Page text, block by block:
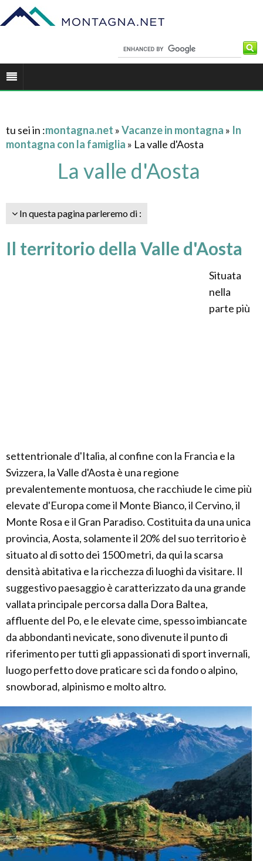
tu sei in :montagna.net »Vacanze in montagna » In
montagna con la famiglia » La valle d'Aosta
La valle d'Aosta
In questa pagina parleremo di :
Il territorio della Valle d'Aosta
Situata
nella
parte più
settentrionale d'Italia, al confine con la Francia e la
Svizzera, la Valle d'Aosta è una regione
prevalentemente montuosa, che racchiude le cime più
elevate d'Europa come il Monte Bianco, il Cervino, il
Monte Rosa e il Gran Paradiso. Costituita da una unica
provincia, Aosta, solamente il 20% del suo territorio è
situato al di sotto dei 1500 metri, da qui la scarsa
densità abitativa e la ricchezza di luoghi da visitare. Il
suggestivo paesaggio è caratterizzato da una grande
vallata principale percorsa dalla Dora Baltea,
affluente del Po, e le elevate cime, spesso imbiancate
da abbondanti nevicate, sono divenute il punto di
riferimento per tutti gli appassionati di sport invernali,
luogo perfetto dove praticare sci da fondo o alpino,
snowborad, alpinismo e molto altro.